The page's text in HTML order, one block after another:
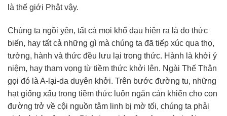
là thế giới Phật vậy.
Chúng ta ngồi yên, tất cả mọi khổ đau hiện ra là do thức
biến, hay tất cả những gì mà chúng ta đã tiếp xúc qua thọ,
tưởng, hành và thức đều lưu lại trong thức. Hành là khởi ý
niệm, hay tham vọng từ tiềm thức khởi lên. Ngài Thế Thân
gọi đó là A-lại-da duyên khởi. Trên bước đường tu, những
hạt giống xấu trong tiềm thức luôn ngăn cản khiến cho con
đường trở về cội nguồn tâm linh bị mờ tối, chúng ta phải